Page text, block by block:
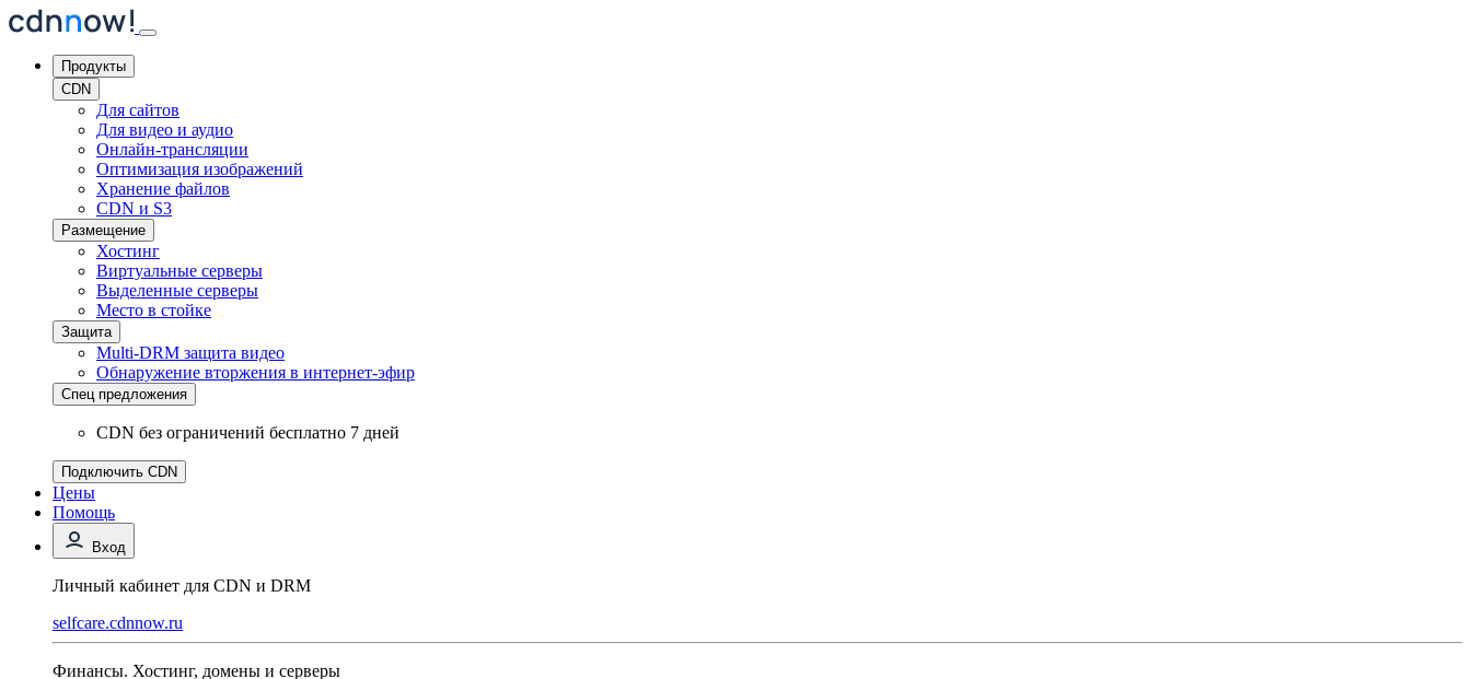
Продукты
CDN
Для сайтов
Для видео и аудио
Онлайн-трансляции
Оптимизация изображений
Хранение файлов
CDN и S3
Размещение
Хостинг
Виртуальные серверы
Выделенные серверы
Место в стойке
Защита
Multi-DRM защита видео
Обнаружение вторжения в интернет-эфир
Спец предложения
CDN без ограничений бесплатно 7 дней
Подключить CDN
Цены
Помощь
Вход
Личный кабинет для CDN и DRM
selfcare.cdnnow.ru
Финансы. Хостинг, домены и серверы